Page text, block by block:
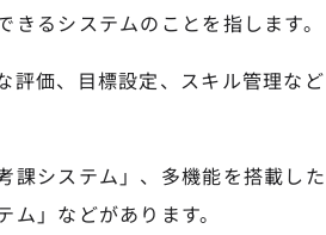
るシステムのことを指します。
評価、目標設定、スキル管理など
課システム」、多機能を搭載した
」などがあります。